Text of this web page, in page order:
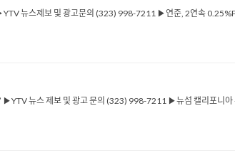
뉴스제보 및 광고문의 (323) 998-7211 ▶연준, 2연속
▶YTV 뉴스 제보 및 광고 문의 (323) 998-7211 ▶뉴섬 캘리포니